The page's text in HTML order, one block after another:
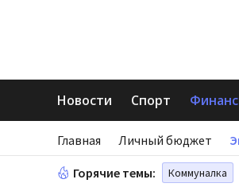
Новости Спорт
Главная Личный бюджет
Горячие темы: Коммуналка